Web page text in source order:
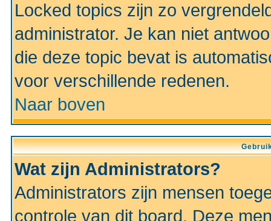
Locked topics zijn zo
administrator. Je kan niet
die deze topic bevat is
voor verschillende redenen.
Naar boven
Wat zijn Administrators?
Administrators zijn mensen
controle van dit board. Deze